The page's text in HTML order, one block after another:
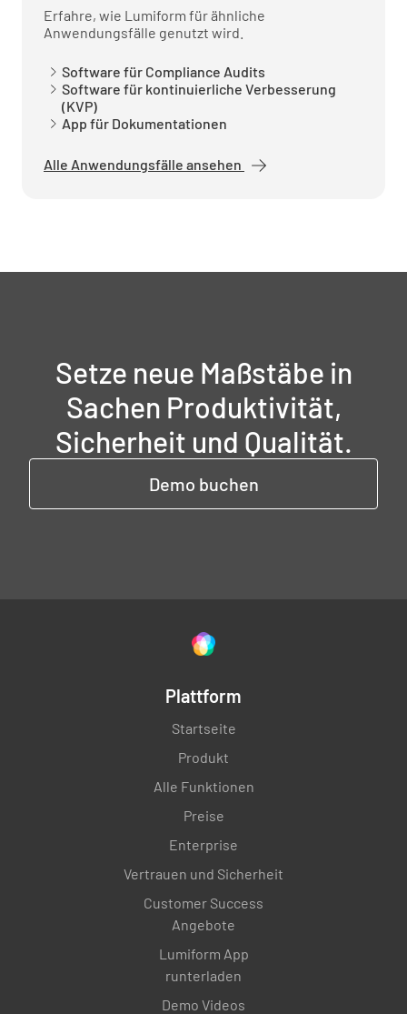
Erfahre, wie Lumiform für ähnliche
Anwendungsfälle genutzt wird.
Software für Compliance Audits
Software für kontinuierliche Verbesserung
(KVP)
App für Dokumentationen
Alle Anwendungsfälle ansehen
Setze neue Maßstäbe in
Sachen Produktivität,
Sicherheit und Qualität.
Demo buchen
Plattform
Startseite
Produkt
Alle Funktionen
Preise
Enterprise
Vertrauen und Sicherheit
Customer Success
Angebote
Lumiform App
runterladen
Demo Videos